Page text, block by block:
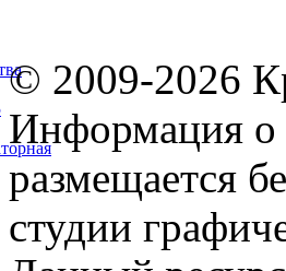
© 2009-2026
Информация о
размещается
студии